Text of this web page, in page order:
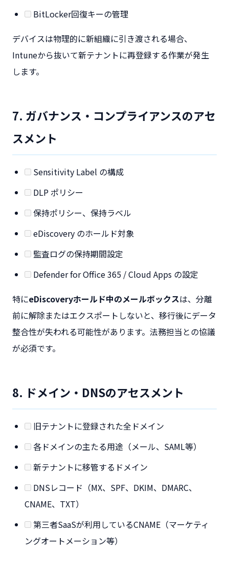
BitLocker回復キーの管理
デバイスは物理的に新組織に引き渡される場合、
Intuneから抜いて新テナントに再登録する作業が発生
します。
7. ガバナンス・コンプライアンスのアセ
スメント
Sensitivity Label の構成
DLP ポリシー
保持ポリシー、保持ラベル
eDiscovery のホールド対象
監査ログの保持期間設定
Defender for Office 365 / Cloud Apps の設定
特にeDiscoveryホールド中のメールボックスは、分離
前に解除またはエクスポートしないと、移行後にデータ
整合性が失われる可能性があります。法務担当との協議
が必須です。
8. ドメイン・DNSのアセスメント
旧テナントに登録された全ドメイン
各ドメインの主たる用途（メール、SAML等）
新テナントに移管するドメイン
DNSレコード（MX、SPF、DKIM、DMARC、
CNAME、TXT）
第三者SaaSが利用しているCNAME（マーケティ
ングオートメーション等）